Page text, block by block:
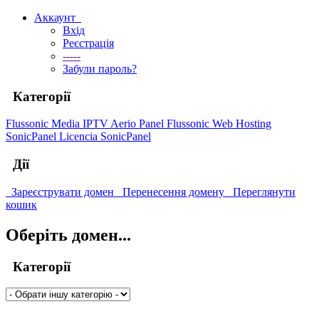
Аккаунт
Вхід
Реєстрація
-----
Забули пароль?
Категорії
Flussonic Media IPTVAerio Panel Flussonic Web Hosting
SonicPanel Licencia SonicPanel
Дії
Зареєструвати домен Перенесення домену
Переглянути
кошик
Оберіть домен...
Категорії